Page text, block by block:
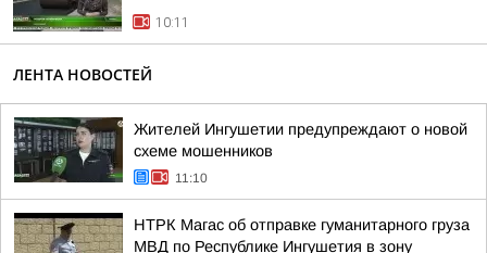
10:11
ЛЕНТА НОВОСТЕЙ
Жителей Ингушетии предупреждают о новой
схеме мошенников
11:10
НТРК Магас об отправке гуманитарного груза
МВД по Республике Ингушетия в зону